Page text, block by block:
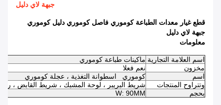
جبهة لاي دليل
قطع غيار معدات الطباعة كوموري فاصل كوموري دليل كوموري
جبهة لاي دليل
معلومات
اسم العلامة التجارية ماكينات طباعة كوموري
مخزون
نعم فعلا
اسم
كوموري
اسطوانة التغذية ، عجلة كوموري
وتتراوح المنتجات
شريط البريبر ، لوحة المشبك ، شريط القابض ،
بحجم
W: 90MM